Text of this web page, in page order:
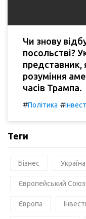
Чи знову
посольстві?
представник,
розуміння
часів Трампа.
#Політика #
Теги
Бізнес Україна
Європейський Союз
Європа